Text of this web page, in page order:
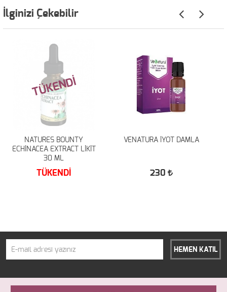
İlginizi Çekebilir
TÜKENDİ
NATURES BOUNTY
ECHİNACEA EXTRACT LİKİT
30 ML
TÜKENDİ
VENATURA İYOT DAMLA
230
HEMEN KATIL